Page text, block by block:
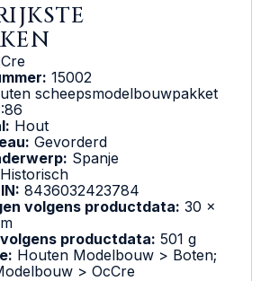
15002
scheepsmodelbouwpakket
Hout
Gevorderd
Spanje
Historisch
8436032423784
volgens productdata: 30 x
productdata: 501 g
Houten Modelbouw > Boten;
> OcCre